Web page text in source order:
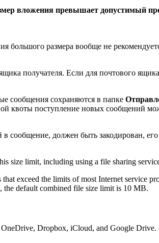
вложения превышает допустимый
размера вообще не
получателя. Если для почтового
сообщения сохраняются в папке
квоты поступление новых сообщений
должен быть закодирован, его
size limit, including using a file sharing
exceed the limits of most Internet service
the default combined file size limit is 10 MB.
OneDrive, Dropbox, iCloud, and Google